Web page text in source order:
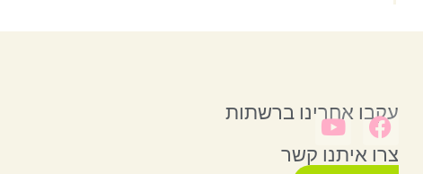
עקבו אחרינו ברשתות
צרו איתנו קשר